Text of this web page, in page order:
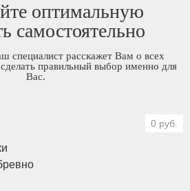
оптимальную
самостоятельно
специалист расскажет Вам о всех
правильный выбор именно для
Вас.
0 руб.